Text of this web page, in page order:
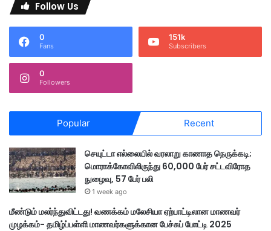
Follow Us
0
Fans
151k
Subscribers
0
Followers
Popular Recent
செயுட்டா எல்லையில் வரலாறு காணாத நெருக்கடி;
மொராக்கோவிலிருந்து 60,000 பேர் சட்டவிரோத
நுழைவு, 57 பேர் பலி
1 week ago
மீண்டும் மலர்ந்துவிட்டது! வணக்கம் மலேசியா ஏற்பாட்டிலான மாணவர்
முழக்கம்- தமிழ்ப்பள்ளி மாணவர்களுக்கான பேச்சுப் போட்டி 2025